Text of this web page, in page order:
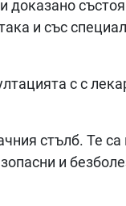
доказано
и със
с с
стълб. Те са
и